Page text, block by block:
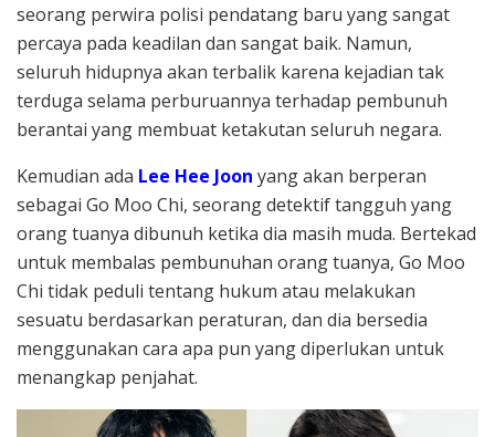
seorang perwira polisi pendatang baru yang sangat
percaya pada keadilan dan sangat baik. Namun,
seluruh hidupnya akan terbalik karena kejadian tak
terduga selama perburuannya terhadap pembunuh
berantai yang membuat ketakutan seluruh negara.
Kemudian ada Lee Hee Joon yang akan berperan
sebagai Go Moo Chi, seorang detektif tangguh yang
orang tuanya dibunuh ketika dia masih muda. Bertekad
untuk membalas pembunuhan orang tuanya, Go Moo
Chi tidak peduli tentang hukum atau melakukan
sesuatu berdasarkan peraturan, dan dia bersedia
menggunakan cara apa pun yang diperlukan untuk
menangkap penjahat.